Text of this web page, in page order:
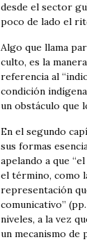
desde el sector
poco de lado el
Algo que llama
culto, es la
referencia al
condición
un obstáculo que
En el segundo
sus formas
apelando a que
el término, como
representación
comunicativo”
niveles, a la vez
un mecanismo de